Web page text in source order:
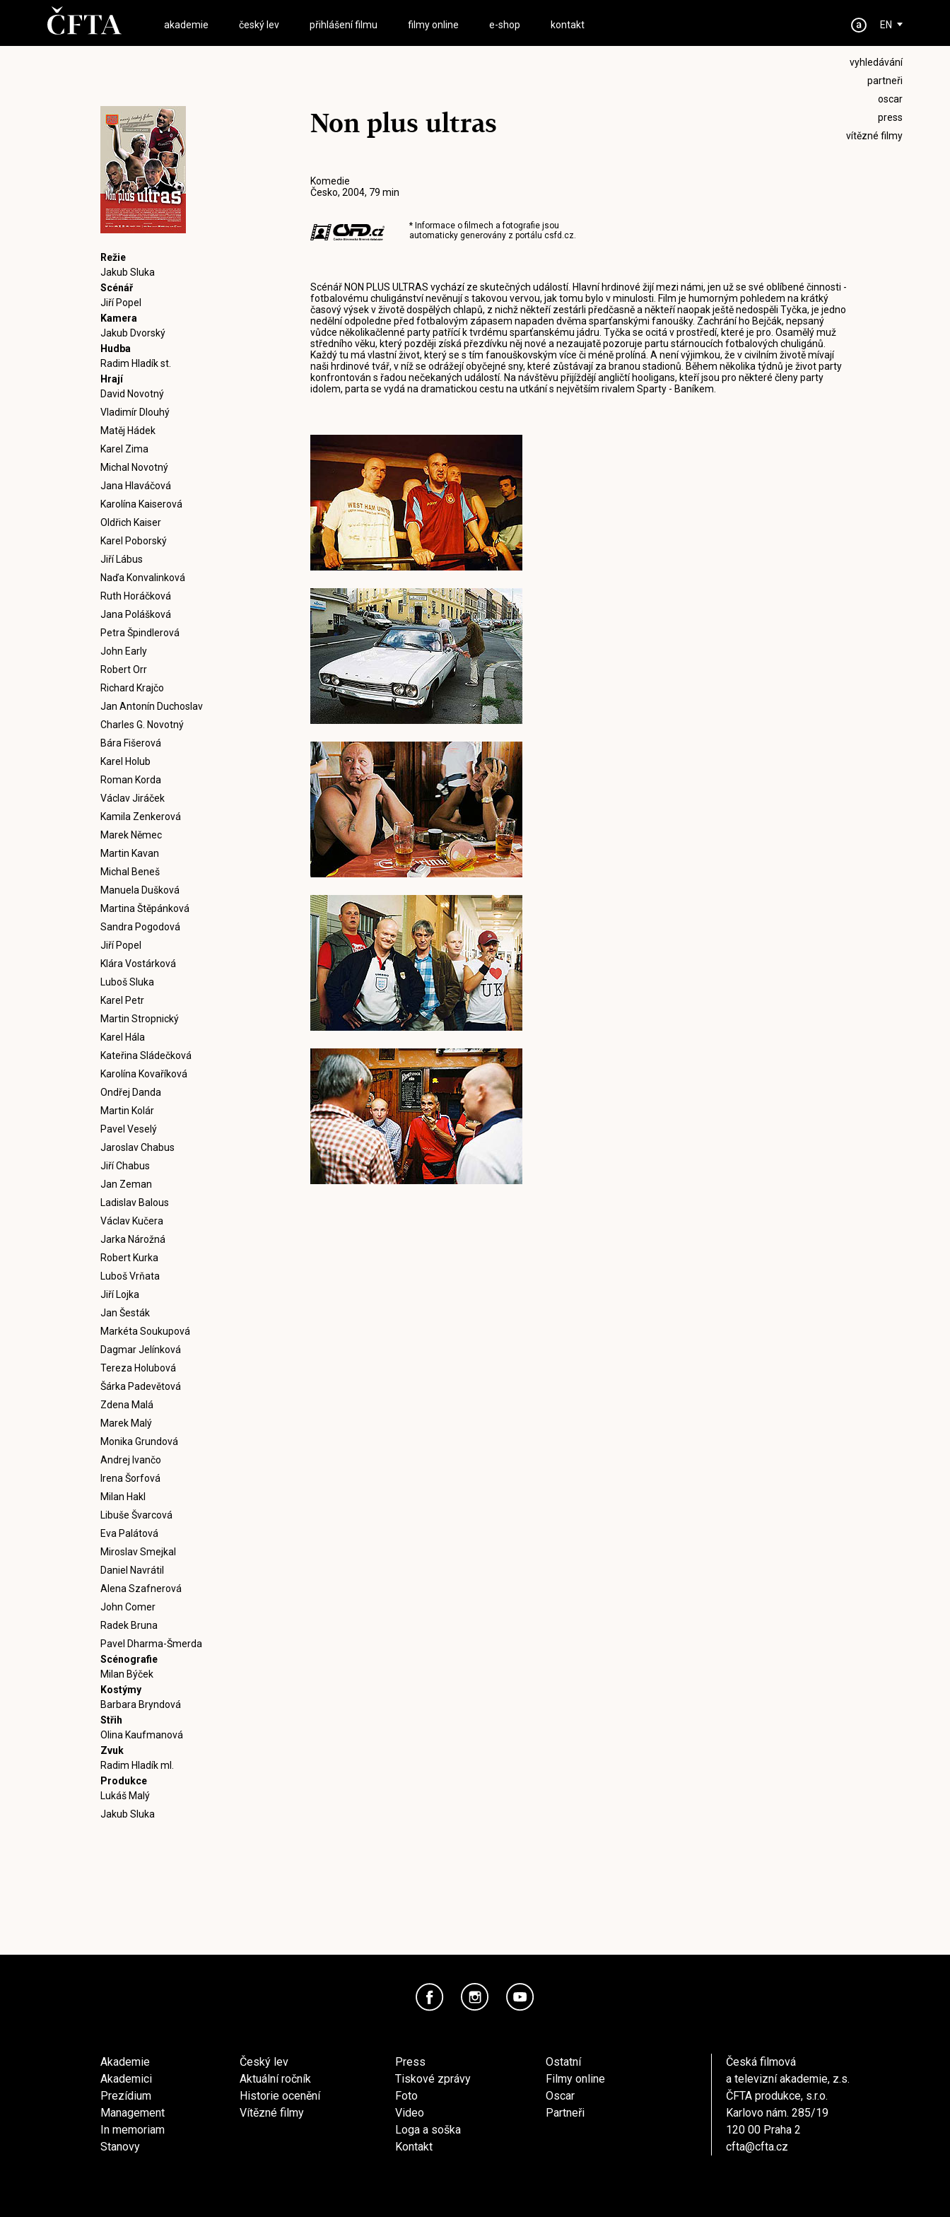
akademie český lev přihlášení filmu filmy online e-shop kontakt EN
vyhledávání
partneři
oscar
press
vítězné filmy
Režie
Jakub Sluka
Scénář
Jiří Popel
Kamera
Jakub Dvorský
Hudba
Radim Hladík st.
Hrají
David Novotný
Vladimír Dlouhý
Matěj Hádek
Karel Zima
Michal Novotný
Jana Hlaváčová
Karolína Kaiserová
Oldřich Kaiser
Karel Poborský
Jiří Lábus
Naďa Konvalinková
Ruth Horáčková
Jana Polášková
Petra Špindlerová
John Early
Robert Orr
Richard Krajčo
Jan Antonín Duchoslav
Charles G. Novotný
Bára Fišerová
Karel Holub
Roman Korda
Václav Jiráček
Kamila Zenkerová
Marek Němec
Martin Kavan
Michal Beneš
Manuela Dušková
Martina Štěpánková
Sandra Pogodová
Jiří Popel
Klára Vostárková
Luboš Sluka
Karel Petr
Martin Stropnický
Karel Hála
Kateřina Sládečková
Karolína Kovaříková
Ondřej Danda
Martin Kolár
Pavel Veselý
Jaroslav Chabus
Jiří Chabus
Jan Zeman
Ladislav Balous
Václav Kučera
Jarka Nárožná
Robert Kurka
Luboš Vrňata
Jiří Lojka
Jan Šesták
Markéta Soukupová
Dagmar Jelínková
Tereza Holubová
Šárka Padevětová
Zdena Malá
Marek Malý
Monika Grundová
Andrej Ivančo
Irena Šorfová
Milan Hakl
Libuše Švarcová
Eva Palátová
Miroslav Smejkal
Daniel Navrátil
Alena Szafnerová
John Comer
Radek Bruna
Pavel Dharma-Šmerda
Scénografie
Milan Býček
Kostýmy
Barbara Bryndová
Střih
Olina Kaufmanová
Zvuk
Radim Hladík ml.
Produkce
Lukáš Malý
Jakub Sluka
Non plus ultras
Komedie
Česko, 2004, 79 min
* Informace o filmech a fotografie jsou
automaticky generovány z portálu csfd.cz.
Scénář NON PLUS ULTRAS vychází ze skutečných událostí. Hlavní hrdinové žijí mezi námi, jen už se své oblíbené činnosti -
fotbalovému chuligánství nevěnují s takovou vervou, jak tomu bylo v minulosti. Film je humorným pohledem na krátký
časový výsek v životě dospělých chlapů, z nichž někteří zestárli předčasně a někteří naopak ještě nedospěli Tyčka, je jedno
nedělní odpoledne před fotbalovým zápasem napaden dvěma sparťanskými fanoušky. Zachrání ho Bejčák, nepsaný
vůdce několikačlenné party patřící k tvrdému sparťanskému jádru. Tyčka se ocitá v prostředí, které je pro. Osamělý muž
středního věku, který později získá přezdívku něj nové a nezaujatě pozoruje partu stárnoucích fotbalových chuligánů.
Každý tu má vlastní život, který se s tím fanouškovským více či méně prolíná. A není výjimkou, že v civilním životě mívají
naši hrdinové tvář, v níž se odrážejí obyčejné sny, které zůstávají za branou stadionů. Během několika týdnů je život party
konfrontován s řadou nečekaných událostí. Na návštěvu přijíždějí angličtí hooligans, kteří jsou pro některé členy party
idolem, parta se vydá na dramatickou cestu na utkání s největším rivalem Sparty - Baníkem.
Akademie
Akademici
Prezídium
Management
In memoriam
Stanovy
Český lev
Aktuální ročník
Historie ocenění
Vítězné filmy
Press
Tiskové zprávy
Foto
Video
Loga a soška
Kontakt
Ostatní
Filmy online
Oscar
Partneři
Česká filmová
a televizní akademie, z.s.
ČFTA produkce, s.r.o.
Karlovo nám. 285/19
120 00 Praha 2
cfta@cfta.cz